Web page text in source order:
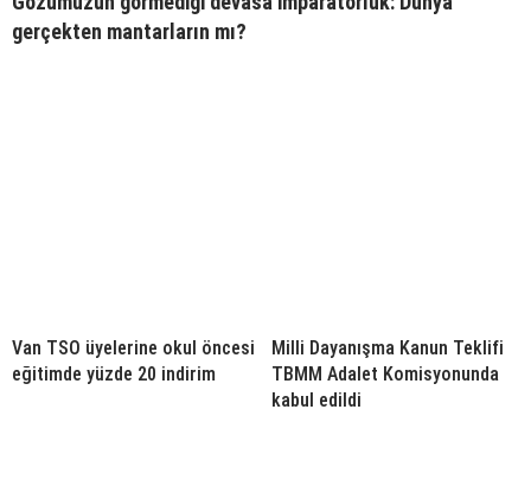
gerçekten mantarların mı?
Van TSO üyelerine okul öncesi
eğitimde yüzde 20 indirim
Milli Dayanışma Kanun Teklifi
TBMM Adalet Komisyonunda
kabul edildi